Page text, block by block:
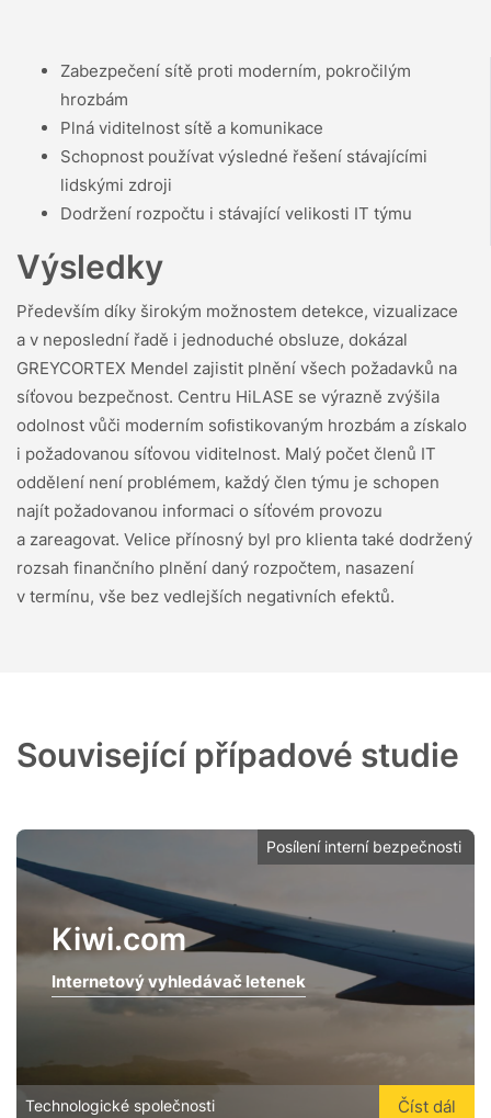
Zabezpečení sítě proti moderním, pokročilým
hrozbám
Plná viditelnost sítě a komunikace
Schopnost používat výsledné řešení stávajícími
lidskými zdroji
Dodržení rozpočtu i stávající velikosti IT týmu
Výsledky
Především díky širokým možnostem detekce, vizualizace
a v neposlední řadě i jednoduché obsluze, dokázal
GREYCORTEX Mendel zajistit plnění všech požadavků na
síťovou bezpečnost. Centru HiLASE se výrazně zvýšila
odolnost vůči moderním soﬁstikovaným hrozbám a získalo
i požadovanou síťovou viditelnost. Malý počet členů IT
oddělení není problémem, každý člen týmu je schopen
najít požadovanou informaci o síťovém provozu
a zareagovat. Velice přínosný byl pro klienta také dodržený
rozsah finančního plnění daný rozpočtem, nasazení
v termínu, vše bez vedlejších negativních efektů.
Související případové studie
Posílení interní bezpečnosti
Kiwi.com
Internetový vyhledávač letenek
Technologické společnosti Číst dál